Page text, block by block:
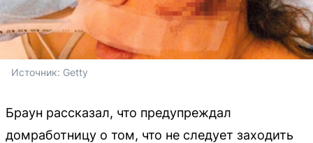
Источник: Getty
Браун рассказал, что предупреждал
домработницу о том, что не следует заходить